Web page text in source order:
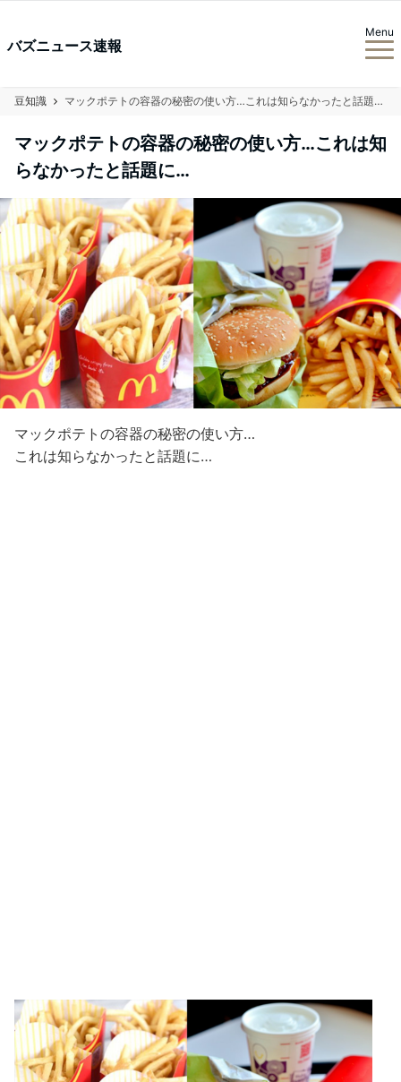
バズニュース速報
Menu
豆知識 マックポテトの容器の秘密の使い方…これは知らなかったと話題に…
マックポテトの容器の秘密の使い方…これは知
らなかったと話題に…
マックポテトの容器の秘密の使い方…
これは知らなかったと話題に…